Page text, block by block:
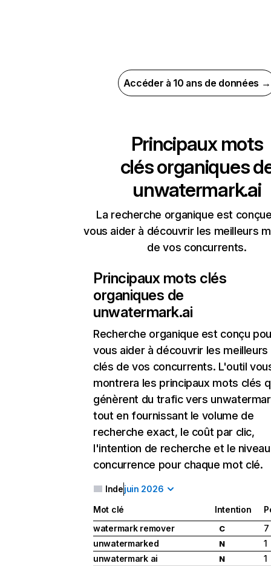
Accéder à 10 ans de données →
Principaux mots
clés organiques
unwatermark.ai
La recherche organique est
vous aider à découvrir les meilleurs
de vos concurrents.
Principaux mots clés
organiques de
unwatermark.ai
Recherche organique est conçu
vous aider à découvrir les
clés de vos concurrents. L'outil
montrera les principaux mots clés
génèrent du trafic vers
tout en fournissant le volume de
recherche exact, le coût par clic,
l'intention de recherche et le
concurrence pour chaque mot clé.
Indejuin 2026
Mot clé Intention
watermark remover
C
7
unwatermarked
N
1
unwatermark ai
N
1